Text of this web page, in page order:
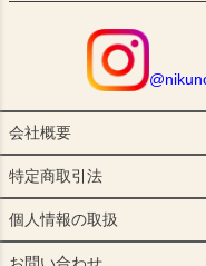
会社概要
特定商取引法
個人情報の取扱